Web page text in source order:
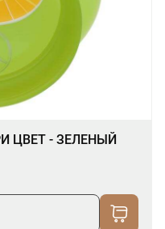
ЦВЕТ - ЗЕЛЕНЫЙ